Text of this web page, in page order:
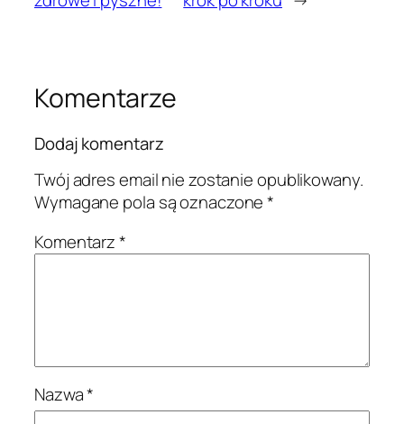
Komentarze
Dodaj komentarz
Twój adres email nie zostanie opublikowany.
Wymagane pola są oznaczone*
Komentarz*
Nazwa*